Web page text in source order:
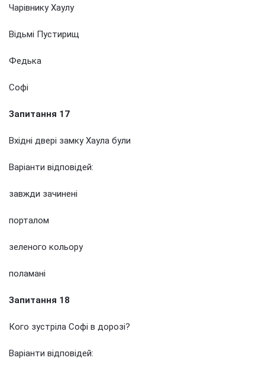
Чарівнику Хаулу
Відьмі Пустирищ
Федька
Софі
Запитання 17
Вхідні двері замку Хаула були
Варіанти відповідей:
завжди зачинені
порталом
зеленого кольору
поламані
Запитання 18
Кого зустріла Софі в дорозі?
Варіанти відповідей: